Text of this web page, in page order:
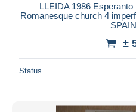
LLEIDA 1986
Romanesque church 4
±
Status